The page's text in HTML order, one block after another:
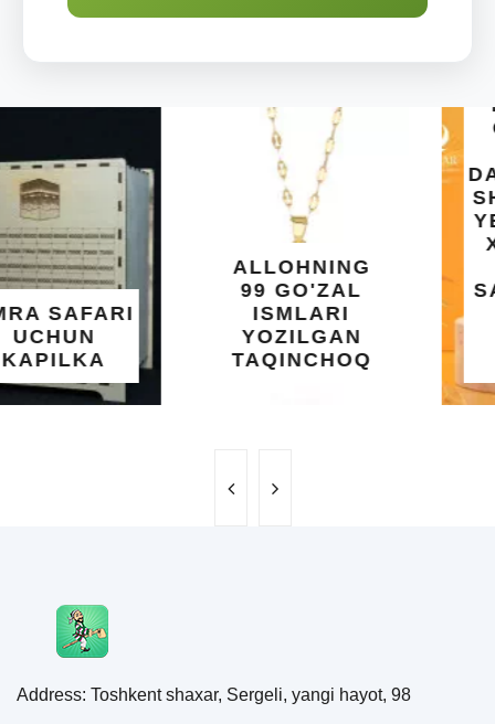
ALLOHNING
99 GO'ZAL
ISMLARI
YOZILGAN
TAQINCHOQ
DIYORIDA
O'SUVCHI
KUNDUR
DARAXTINING
SHIFOBAXSH
YELIMI: AQL,
UMUMIY
SALOMATLIK
UCHUN
BEBAHO
NE'MAT
Address: Toshkent shaxar, Sergeli, yangi hayot, 98